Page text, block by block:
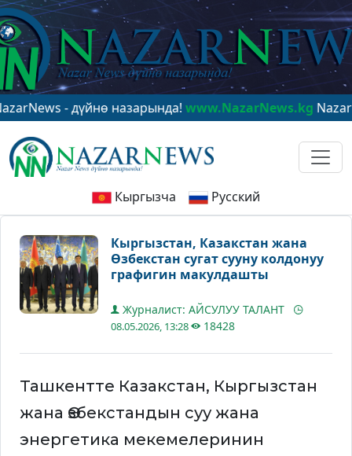
- дүйнө назарында!www.NazarNews.kgNazarNews -
Кыргызча Русский
Кыргызстан, Казакстан жана
Өзбекстан сугат сууну колдонуу
графигин макулдашты
Журналист: АЙСУЛУУ ТАЛАНТ
08.05.2026, 13:28 18428
Ташкентте Казакстан, Кыргызстан
жана Өзбекстандын суу жана
энергетика мекемелеринин